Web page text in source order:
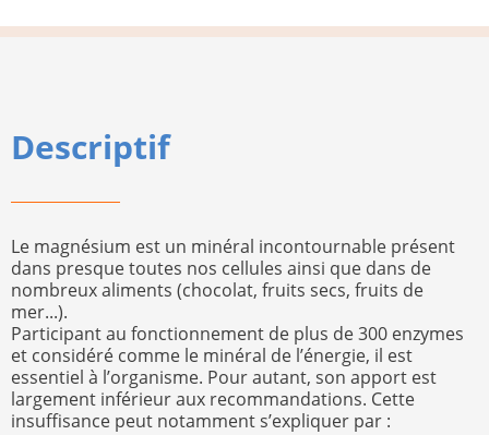
Descriptif
Le magnésium est un minéral incontournable présent
dans presque toutes nos cellules ainsi que dans de
nombreux aliments (chocolat, fruits secs, fruits de
mer...).
Participant au fonctionnement de plus de 300 enzymes
et considéré comme le minéral de l’énergie, il est
essentiel à l’organisme. Pour autant, son apport est
largement inférieur aux recommandations. Cette
insuffisance peut notamment s’expliquer par :